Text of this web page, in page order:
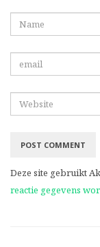
Deze site gebruikt
reactie gegevens